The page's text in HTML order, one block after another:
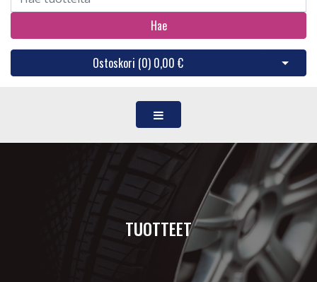
Hae
Ostoskori (0) 0,00 € Avaa
TUOTTEET